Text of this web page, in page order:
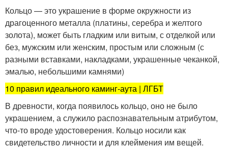
Кольцо — это украшение в форме окружности из
драгоценного металла (платины, серебра и желтого
золота), может быть гладким или витым, с отделкой или
без, мужским или женским, простым или сложным (с
разными вставками, накладками, украшенные чеканкой,
эмалью, небольшими камнями)
10 правил идеального каминг-аута | ЛГБТ
В древности, когда появилось кольцо, оно не было
украшением, а служило распознавательным атрибутом,
что-то вроде удостоверения. Кольцо носили как
свидетельство личности и для клеймения им вещей.